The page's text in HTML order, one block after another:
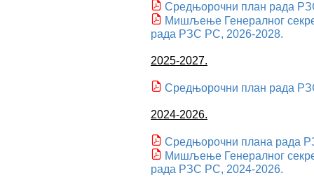
Средњорочни план рада
Мишљење Генералног
рада РЗС РС, 2026-2028.
2025-2027.
Средњорочни план рада
2024-2026.
Средњорочни плана рада
Мишљење Генералног
рада РЗС РС, 2024-2026.